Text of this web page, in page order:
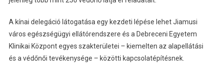
A kínai delegáció látogatása egy kezdeti lépése lehet Jiamusi
város egészségügyi ellátórendszere és a Debreceni Egyetem
Klinikai Központ egyes szakterületei – kiemelten az alapellátási
és a védőnői tevékenysége – közötti kapcsolatépítésnek.